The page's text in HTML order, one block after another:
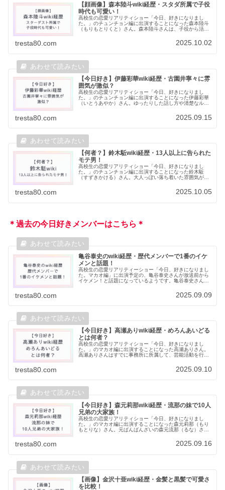
【顔画像】森本陸斗wiki経歴・スタダ所属で子役
時代も可愛い！
高校生の恋愛リアリティショー「今日、好きになりまし
た。」のチュンチョン編に出演することになった森本陸斗
（もりもとりくと）さん。森本陸斗さんは、子役から活躍
tresta80.com 2025.10.02
【今日好き】伊藤彩華wiki経歴・古園井寧々に雰
囲気が激似？
高校生の恋愛リアリティショー「今日、好きになりまし
た。」のチュンチョン編に出演することになった伊藤彩華
（いとうあやか）さん。ゆったりした話し方や清楚なルッ
tresta80.com 2025.09.15
【何者？】鈴木駈wiki経歴・13人以上に告られた
モテ男！
高校生の恋愛リアリティショー「今日、好きになりまし
た。」のチュンチョン編に出演することになった鈴木駈
（すずきかける）さん。大人っぽい落ち着いた雰囲気があ
tresta80.com 2025.10.05
＊過去の今日好きメンバーはこちら＊
亀谷泰史のwiki経歴・歴代メンバーで1番のイケ
メンと話題！
高校生の恋愛リアリティーショー「今日、好きになりまし
た。マカオ編」に出演予定の、亀谷泰史さんが放送前から
イケメン！と話題になっているようです。亀谷泰史さんと
tresta80.com 2025.09.09
【今日好き】高瀬ありwiki経歴・めろんあいどる
とは何者？
高校生の恋愛リアリティショー「今日、好きになりまし
た。」のマカオ編に出演することになった高瀬ありさん。
高瀬ありさんはすでに事務所に所属して、芸能活動を行っ
tresta80.com 2025.09.10
【今日好き】森元莉那wiki経歴・流那の妹で10人
兄弟の大家族！
高校生の恋愛リアリティショー「今日、好きになりまし
た。」のマカオ編に出演することになった森元莉那（もり
もとりな）さん。元ばんばんざいの森元流那（るな）さん
tresta80.com 2025.09.16
【画像】金沢十亜wiki経歴・金髪と黒髪で可愛さ
を比較！